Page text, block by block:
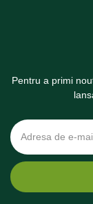
Pentru a primi